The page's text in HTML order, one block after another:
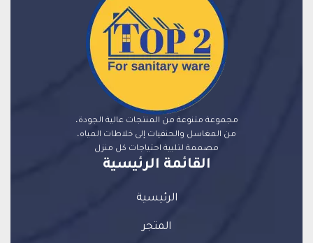
مجموعة متنوعة من المنتجات عالية الجودة،
من المغاسل والحنفيات إلى خلاطات المياه،
مصممة لتلبية احتياجات كل منزل
القائمة الرئيسية
الرئيسية
المتجر